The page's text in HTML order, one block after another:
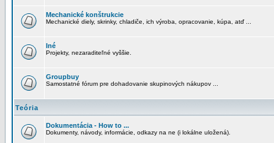
Mechanické konštrukcie
Mechanické diely, skrinky, chladiče, ich výroba, opracovanie, kúpa, atď ...
Iné
Projekty, nezaraditeľné vyššie.
Groupbuy
Samostatné fórum pre dohadovanie skupinových nákupov ...
Teória
Dokumentácia - How to ...
Dokumenty, návody, informácie, odkazy na ne (i lokálne uložená).